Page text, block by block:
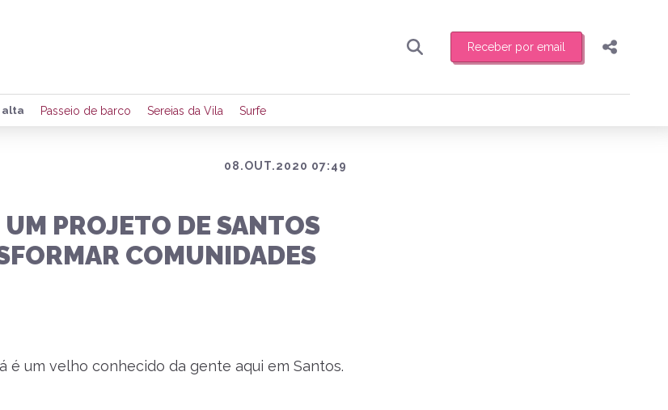
Receber por email
Preencha seus dados para receber toda sexta-feira de manhã o resumo
de eventos e notícias da região.
Compartilhar
alta Passeio de barco Sereias da Vila Surfe
08.OUT.2020 07:49
UM PROJETO DE SANTOS
COMUNIDADES
é um velho conhecido da gente aqui em Santos.